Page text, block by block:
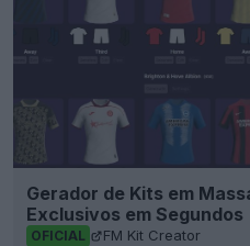
Gerador de Kits em
Exclusivos em Segundos
OFICIAL FM Kit Creator